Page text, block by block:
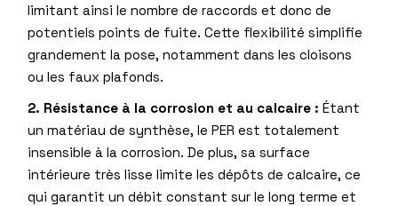
limitant ainsi le nombre de raccords et donc de
potentiels points de fuite. Cette flexibilité simplifie
grandement la pose, notamment dans les cloisons
ou les faux plafonds.
2. Résistance à la corrosion et au calcaire : Étant
un matériau de synthèse, le PER est totalement
insensible à la corrosion. De plus, sa surface
intérieure très lisse limite les dépôts de calcaire, ce
qui garantit un débit constant sur le long terme et